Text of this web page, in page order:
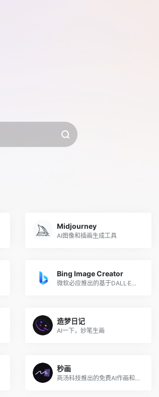
Midjourney
AI图像和插画生成工具
Bing Image Creator
微软必应推出的基于DALL·E的AI图像生成工具
造梦日记
AI一下，妙笔生画
秒画
商汤科技推出的免费AI作画和图片生成平台